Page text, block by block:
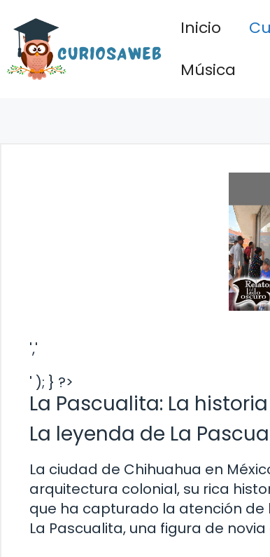
contenido
Inicio
Música
','
' ); } ?>
La Pascualita: La
La leyenda de La
La ciudad de Chihuahua en
arquitectura colonial, su rica
que ha capturado la atención
La Pascualita, una figura de